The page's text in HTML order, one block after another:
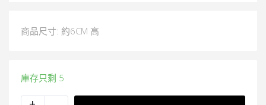
商品尺寸: 約6CM 高
庫存只剩 5